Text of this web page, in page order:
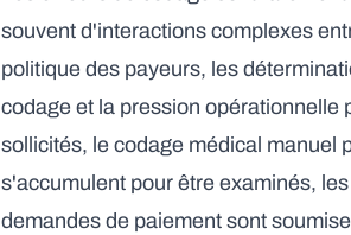
souvent d'interactions complexes
politique des payeurs, les
codage et la pression opérationnelle
sollicités, le codage médical manuel
s'accumulent pour être examinés,
demandes de paiement sont